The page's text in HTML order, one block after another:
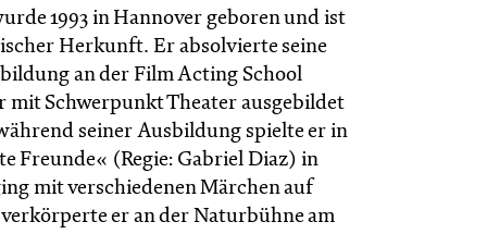
1993 in Hannover geboren und ist
Herkunft. Er absolvierte seine
an der Film Acting School
mit Schwerpunkt Theater ausgebildet
seiner Ausbildung spielte er in
Freunde« (Regie: Gabriel Diaz) in
mit verschiedenen Märchen auf
verkörperte er an der Naturbühne am